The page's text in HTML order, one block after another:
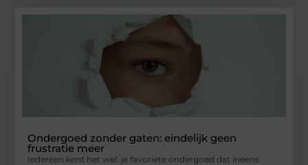
Ondergoed zonder gaten: eindelijk geen
frustratie meer
Iedereen kent het wel: je favoriete ondergoed dat ineens